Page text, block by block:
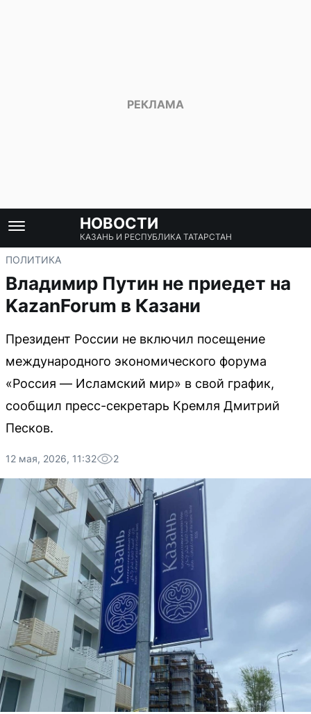
НОВОСТИ
КАЗАНЬ И РЕСПУБЛИКА ТАТАРСТАН
ПОЛИТИКА
Владимир Путин не приедет на
KazanForum в Казани
Президент России не включил посещение
международного экономического форума
«Россия — Исламский мир» в свой график,
сообщил пресс-секретарь Кремля Дмитрий
Песков.
12 мая, 2026, 11:32 2